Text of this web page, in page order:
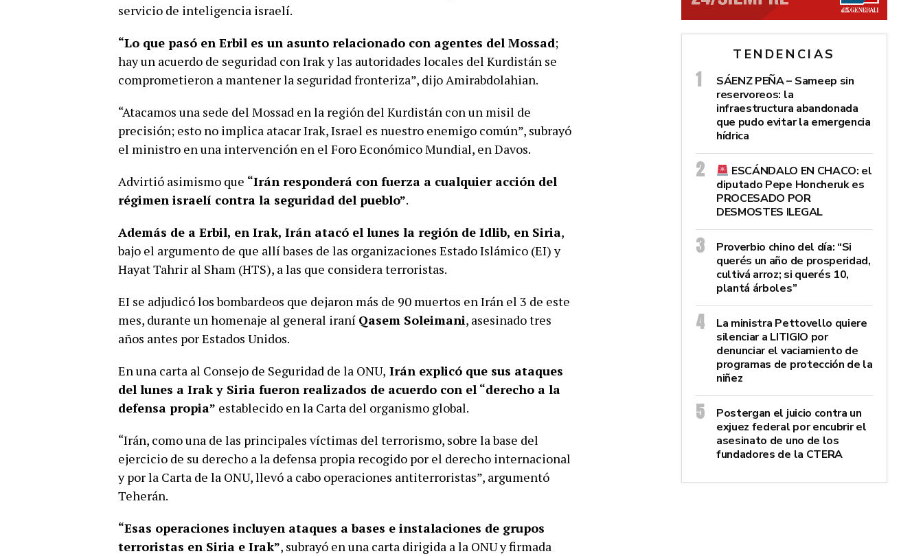
servicio de inteligencia israelí.
“Lo que pasó en Erbil es un asunto relacionado con agentes del Mossad;
hay un acuerdo de seguridad con Irak y las autoridades locales del Kurdistán se
comprometieron a mantener la seguridad fronteriza”, dijo Amirabdolahian.
“Atacamos una sede del Mossad en la región del Kurdistán con un misil de
precisión; esto no implica atacar Irak, Israel es nuestro enemigo común”, subrayó
el ministro en una intervención en el Foro Económico Mundial, en Davos.
Advirtió asimismo que “Irán responderá con fuerza a cualquier acción del
régimen israelí contra la seguridad del pueblo”.
Además de a Erbil, en Irak, Irán atacó el lunes la región de Idlib, en Siria,
bajo el argumento de que allí bases de las organizaciones Estado Islámico (EI) y
Hayat Tahrir al Sham (HTS), a las que considera terroristas.
EI se adjudicó los bombardeos que dejaron más de 90 muertos en Irán el 3 de este
mes, durante un homenaje al general iraní Qasem Soleimani, asesinado tres
años antes por Estados Unidos.
En una carta al Consejo de Seguridad de la ONU, Irán explicó que sus ataques
del lunes a Irak y Siria fueron realizados de acuerdo con el “derecho a la
defensa propia” establecido en la Carta del organismo global.
“Irán, como una de las principales víctimas del terrorismo, sobre la base del
ejercicio de su derecho a la defensa propia recogido por el derecho internacional
y por la Carta de la ONU, llevó a cabo operaciones antiterroristas”, argumentó
Teherán.
“Esas operaciones incluyen ataques a bases e instalaciones de grupos
terroristas en Siria e Irak”, subrayó en una carta dirigida a la ONU y firmada
TENDENCIAS
SÁENZ PEÑA – Sameep sin
reservoreos: la
infraestructura abandonada
que pudo evitar la emergencia
hídrica
ESCÁNDALO EN CHACO: el
diputado Pepe Honcheruk es
PROCESADO POR
DESMOSTES ILEGAL
Proverbio chino del día: “Si
querés un año de prosperidad,
cultivá arroz; si querés 10,
plantá árboles”
La ministra Pettovello quiere
silenciar a LITIGIO por
denunciar el vaciamiento de
programas de protección de la
niñez
Postergan el juicio contra un
exjuez federal por encubrir el
asesinato de uno de los
fundadores de la CTERA